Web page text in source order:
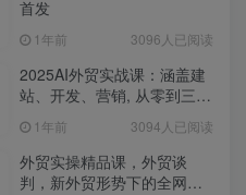
首发
1年前 3096人已阅读
2025AI外贸实战课：涵盖建
站、开发、营销, 从零到三全
1年前 3094人已阅读
外贸实操精品课，外贸谈
判，新外贸形势下的全网营